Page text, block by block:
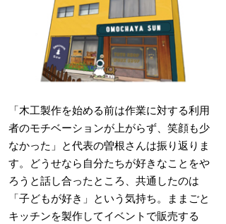
「木工製作を始める前は作業に対する利用
者のモチベーションが上がらず、笑顔も少
なかった」と代表の曽根さんは振り返りま
す。どうせなら自分たちが好きなことをや
ろうと話し合ったところ、共通したのは
「子どもが好き」という気持ち。ままごと
キッチンを製作してイベントで販売する